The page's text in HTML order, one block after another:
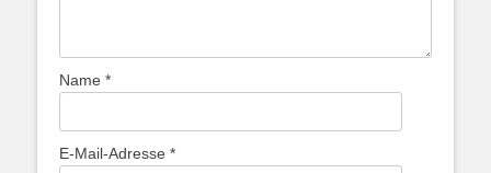
Name *
E-Mail-Adresse *